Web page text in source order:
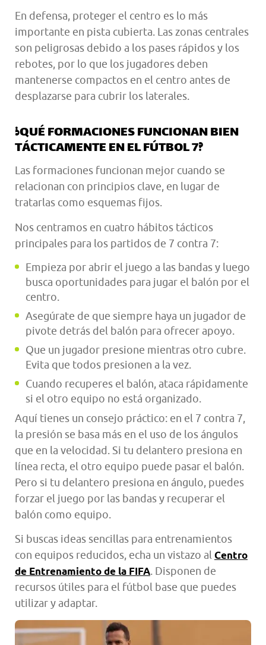
En defensa, proteger el centro es lo más
importante en pista cubierta. Las zonas centrales
son peligrosas debido a los pases rápidos y los
rebotes, por lo que los jugadores deben
mantenerse compactos en el centro antes de
desplazarse para cubrir los laterales.
¿QUÉ FORMACIONES FUNCIONAN BIEN
TÁCTICAMENTE EN EL FÚTBOL 7?
Las formaciones funcionan mejor cuando se
relacionan con principios clave, en lugar de
tratarlas como esquemas fijos.
Nos centramos en cuatro hábitos tácticos
principales para los partidos de 7 contra 7:
Empieza por abrir el juego a las bandas y luego
busca oportunidades para jugar el balón por el
centro.
Asegúrate de que siempre haya un jugador de
pivote detrás del balón para ofrecer apoyo.
Que un jugador presione mientras otro cubre.
Evita que todos presionen a la vez.
Cuando recuperes el balón, ataca rápidamente
si el otro equipo no está organizado.
Aquí tienes un consejo práctico: en el 7 contra 7,
la presión se basa más en el uso de los ángulos
que en la velocidad. Si tu delantero presiona en
línea recta, el otro equipo puede pasar el balón.
Pero si tu delantero presiona en ángulo, puedes
forzar el juego por las bandas y recuperar el
balón como equipo.
Si buscas ideas sencillas para entrenamientos
con equipos reducidos, echa un vistazo al Centro
de Entrenamiento de la FIFA. Disponen de
recursos útiles para el fútbol base que puedes
utilizar y adaptar.